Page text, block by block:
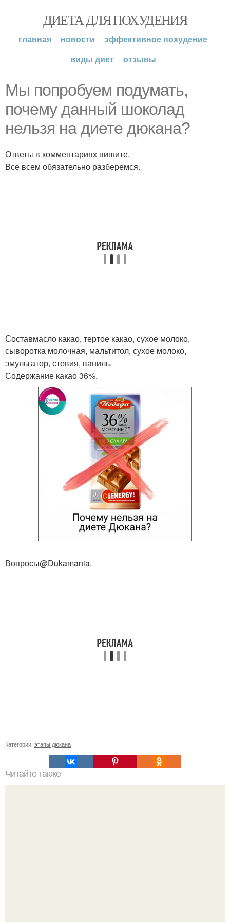
ДИЕТА ДЛЯ ПОХУДЕНИЯ
главная новости
эффективное похудение
виды диет
отзывы
Мы попробуем подумать,
почему данный шоколад
нельзя на диете дюкана?
Ответы в комментариях пишите.
Все всем обязательно разберемся.
Составмасло какао, тертое какао, сухое молоко,
сыворотка молочная, мальтитол, сухое молоко,
эмульгатор, стевия, ваниль.
Содержание какао 36%.
Вопросы@Dukamania.
Категории: этапы дюкана
Читайте также